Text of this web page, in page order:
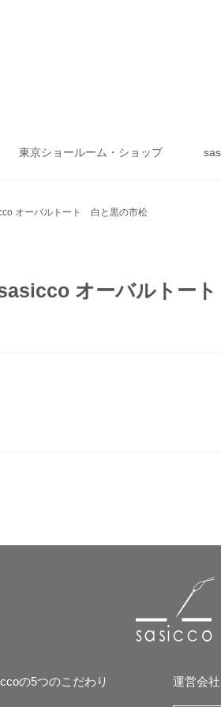
東京ショールーム・ショップ
オーバルトート 白と黒の市松
オーバルトー
の5つのこだわり 運営会社